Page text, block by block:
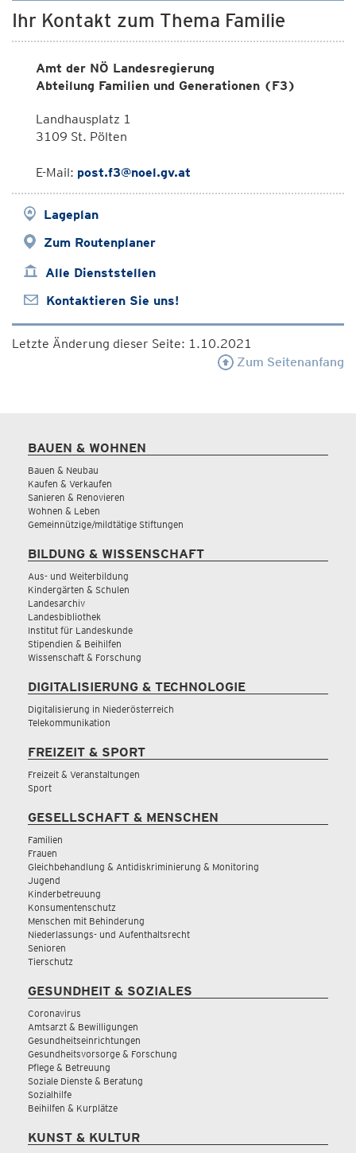
Ihr Kontakt zum Thema Familie
Amt der NÖ Landesregierung
Abteilung Familien und Generationen (F3)
Landhausplatz 1
3109 St. Pölten
E-Mail: post.f3@noel.gv.at
Lageplan
Zum Routenplaner
Alle Dienststellen
Kontaktieren Sie uns!
Letzte Änderung dieser Seite: 1.10.2021
Zum Seitenanfang
BAUEN & WOHNEN
Bauen & Neubau
Kaufen & Verkaufen
Sanieren & Renovieren
Wohnen & Leben
Gemeinnützige/mildtätige Stiftungen
BILDUNG & WISSENSCHAFT
Aus- und Weiterbildung
Kindergärten & Schulen
Landesarchiv
Landesbibliothek
Institut für Landeskunde
Stipendien & Beihilfen
Wissenschaft & Forschung
DIGITALISIERUNG & TECHNOLOGIE
Digitalisierung in Niederösterreich
Telekommunikation
FREIZEIT & SPORT
Freizeit & Veranstaltungen
Sport
GESELLSCHAFT & MENSCHEN
Familien
Frauen
Gleichbehandlung & Antidiskriminierung & Monitoring
Jugend
Kinderbetreuung
Konsumentenschutz
Menschen mit Behinderung
Niederlassungs- und Aufenthaltsrecht
Senioren
Tierschutz
GESUNDHEIT & SOZIALES
Coronavirus
Amtsarzt & Bewilligungen
Gesundheitseinrichtungen
Gesundheitsvorsorge & Forschung
Pflege & Betreuung
Soziale Dienste & Beratung
Sozialhilfe
Beihilfen & Kurplätze
KUNST & KULTUR